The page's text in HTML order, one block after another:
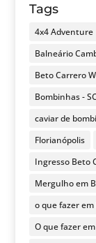
Tags
4x4 Adventure
Balneário
Beto Carrero
Bombinhas - SC
caviar de
Florianópolis
Ingresso Beto
Mergulho em
o que fazer
O que fazer